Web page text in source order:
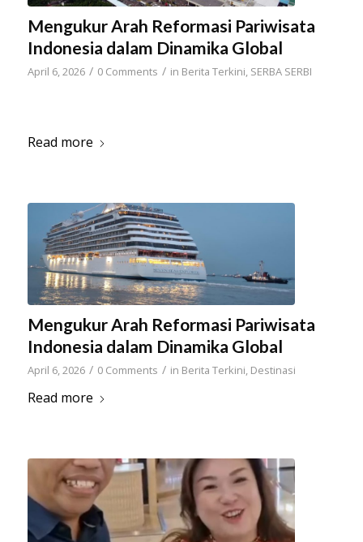
Mengukur Arah Reformasi Pariwisata
Indonesia dalam Dinamika Global
April 6, 2026 / 0 Comments / in Berita Terkini, SERBA SERBI
Read more
Mengukur Arah Reformasi Pariwisata
Indonesia dalam Dinamika Global
April 6, 2026 / 0 Comments / in Berita Terkini, Destinasi
Read more